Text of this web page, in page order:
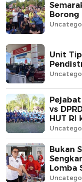
Borong
Unit
vs
HUT RI
Bukan
Lomba